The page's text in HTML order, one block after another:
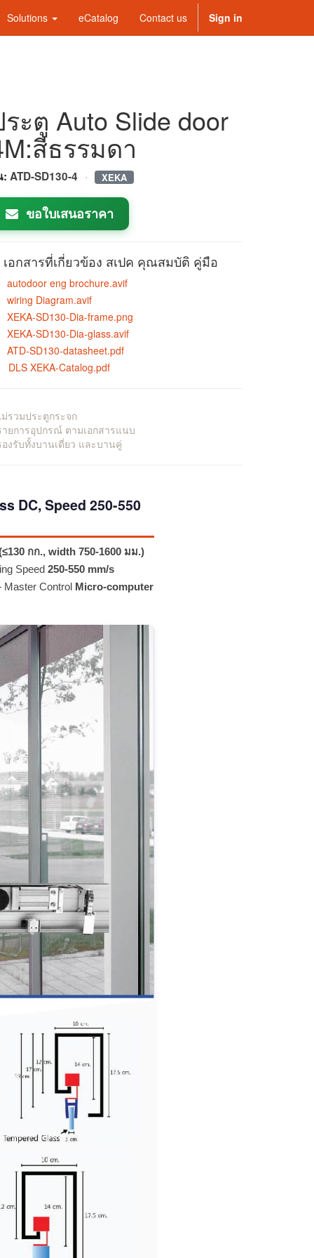
Solutions eCatalog Contact us Sign in
ะตู Auto Slide door
สีธรรมดา
: ATD-SD130-4 · XEKA
ขอใบเสนอราคา
เอกสารที่เกี่ยวข้อง สเปค คุณสมบัติ คู่มือ
autodoor eng brochure.avif
wiring Diagram.avif
XEKA-SD130-Dia-frame.png
XEKA-SD130-Dia-glass.avif
ATD-SD130-datasheet.pdf
DLS XEKA-Catalog.pdf
รวมประตูกระจก
ายการอุปกรณ์ ตามเอกสารแนบ
งรับทั้งบานเดี่ยว และบานคู่
DC, Speed 250-550
กก., width 750-1600 มม.)
Speed 250-550 mm/s
Control
Micro-computer